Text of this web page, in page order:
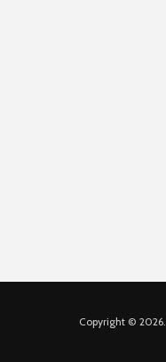
Copyright © 2026.